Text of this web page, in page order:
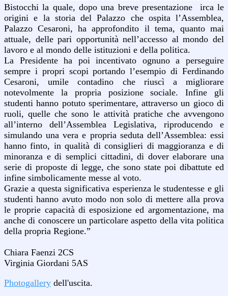
Bistocchi la quale, dopo una breve presentazione irca le
origini e la storia del Palazzo che ospita l’Assemblea,
Palazzo Cesaroni, ha approfondito il tema, quanto mai
attuale, delle pari opportunità nell’accesso al mondo del
lavoro e al mondo delle istituzioni e della politica.
La Presidente ha poi incentivato ognuno a perseguire
sempre i propri scopi portando l’esempio di Ferdinando
Cesaroni, umile contadino che riuscì a migliorare
notevolmente la propria posizione sociale. Infine gli
studenti hanno potuto sperimentare, attraverso un gioco di
ruoli, quelle che sono le attività pratiche che avvengono
all’interno dell’Assemblea Legislativa, riproducendo e
simulando una vera e propria seduta dell’Assemblea: essi
hanno finto, in qualità di consiglieri di maggioranza e di
minoranza e di semplici cittadini, di dover elaborare una
serie di proposte di legge, che sono state poi dibattute ed
infine simbolicamente messe al voto.
Grazie a questa significativa esperienza le studentesse e gli
studenti hanno avuto modo non solo di mettere alla prova
le proprie capacità di esposizione ed argomentazione, ma
anche di conoscere un particolare aspetto della vita politica
della propria Regione.”
Chiara Faenzi 2CS
Virginia Giordani 5AS
Photogallery dell'uscita.